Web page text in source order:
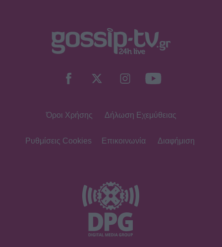
Όροι Χρήσης Δήλωση Εχεμύθειας
Ρυθμίσεις Cookies Επικοινωνία Διαφήμιση